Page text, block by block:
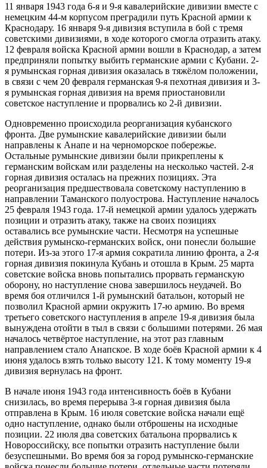
11 января 1943 года 6-я и 9-я кавалерийские дивизии вместе с
немецким 44-м корпусом преградили путь Красной армии к
Краснодару. 16 января 9-я дивизия вступила в бой с тремя
советскими дивизиями, в ходе которого смогла отразить атаку.
12 февраля войска Красной армии вошли в Краснодар, а затем
предприняли попытку выбить германские армии с Кубани. 2-
я румынская горная дивизия оказалась в тяжёлом положении,
в связи с чем 20 февраля германская 9-я пехотная дивизия и 3-
я румынская горная дивизия на время приостановили
советское наступление и прорвались ко 2-й дивизии.
Одновременно происходила реорганизация кубанского
фронта. Две румынские кавалерийские дивизии были
направлены к Анапе и на черноморское побережье.
Остальные румынские дивизии были прикреплены к
германским войскам или разделены на несколько частей. 2-я
горная дивизия осталась на прежних позициях. Эта
реорганизация предшествовала советскому наступлению в
направлении Таманского полуострова. Наступление началось
25 февраля 1943 года. 17-й немецкой армии удалось удержать
позиции и отразить атаку, также на своих позициях
оставались все румынские части. Несмотря на успешные
действия румынско-германских войск, они понесли большие
потери. Из-за этого 17-я армия сократила линию фронта, а 2-я
горная дивизия покинула Кубань и отошла в Крым. 25 марта
советские войска вновь попытались прорвать германскую
оборону, но наступление снова завершилось неудачей. Во
время боя отличился 1-й румынский батальон, который не
позволил Красной армии окружить 17-ю армию. Во время
третьего советского наступления в апреле 19-я дивизия была
вынуждена отойти в тыл в связи с большими потерями. 26 мая
началось четвёртое наступление, на этот раз главным
направлением стало Анапское. В ходе боёв Красной армии к 4
июня удалось взять только высоту 121. К тому моменту 19-я
дивизия вернулась на фронт.
В начале июня 1943 года интенсивность боёв в Кубани
снизилась, во время перерыва 3-я горная дивизия была
отправлена в Крым. 16 июля советские войска начали ещё
одно наступление, однако были отброшены на исходные
позиции. 22 июля два советских батальона прорвались к
Новороссийску, все попытки отразить наступление были
безуспешными. Во время боя за город румынско-германские